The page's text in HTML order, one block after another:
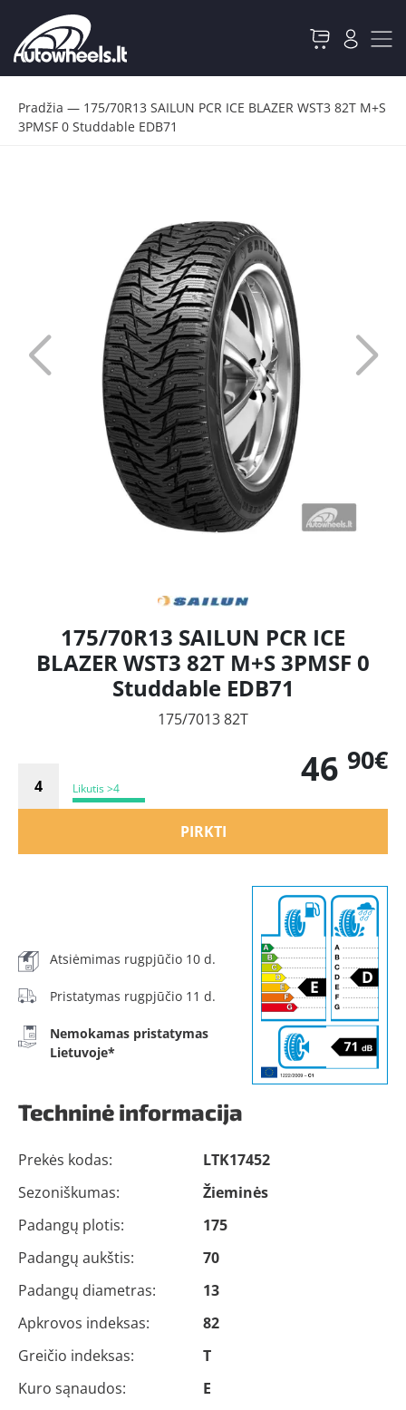
Pradžia — 175/70R13 SAILUN PCR ICE BLAZER WST3 82T M+S
3PMSF 0 Studdable EDB71
175/70R13 SAILUN PCR ICE
BLAZER WST3 82T M+S 3PMSF 0
Studdable EDB71
175/7013 82T
Likutis >4 46 90€
PIRKTI
Atsiėmimas rugpjūčio 10 d.
Pristatymas rugpjūčio 11 d.
Nemokamas pristatymas
Lietuvoje*
Techninė informacija
Prekės kodas:
LTK17452
Sezoniškumas:
Žieminės
Padangų plotis:
175
Padangų aukštis:
70
Padangų diametras:
13
Apkrovos indeksas:
82
Greičio indeksas:
T
Kuro sąnaudos:
E